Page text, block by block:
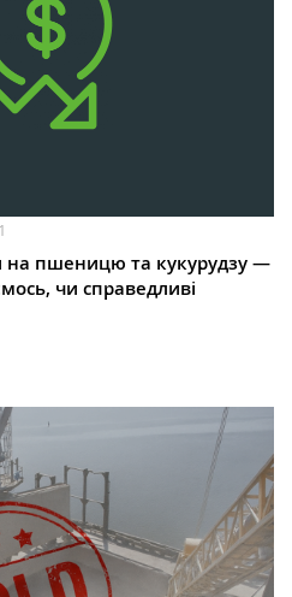
на пшеницю та кукурудзу —
чи справедливі